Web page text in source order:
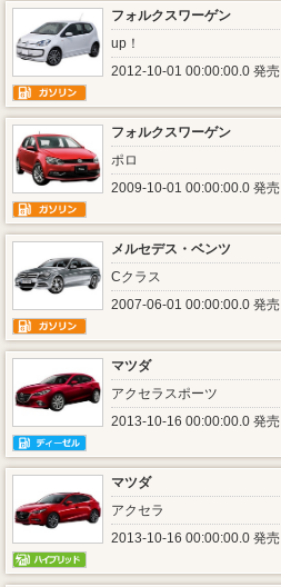
フォルクスワーゲン
up！
2012-10-01 00:00:00.0 発売
フォルクスワーゲン
ポロ
2009-10-01 00:00:00.0 発売
メルセデス・ベンツ
Cクラス
2007-06-01 00:00:00.0 発売
マツダ
アクセラスポーツ
2013-10-16 00:00:00.0 発売
マツダ
アクセラ
2013-10-16 00:00:00.0 発売